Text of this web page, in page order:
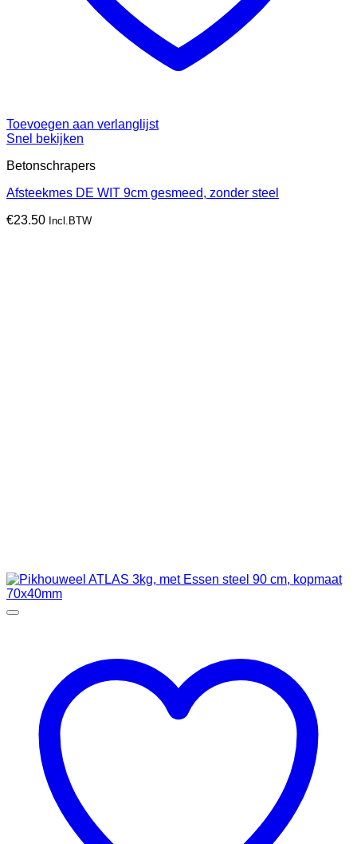
Toevoegen aan verlanglijst
Snel bekijken
Betonschrapers
Afsteekmes DE WIT 9cm gesmeed, zonder steel
€23.50 Incl.BTW